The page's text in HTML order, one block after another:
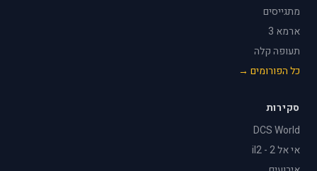
מתגייסים
ארמא 3
תעופה קלה
כל הפורומים →
סקירות
DCS World
אי אל 2 - il2